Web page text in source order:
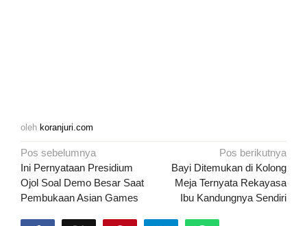
oleh koranjuri.com
Navigasi
pos
Pos sebelumnya
Ini Pernyataan Presidium
Ojol Soal Demo Besar Saat
Pembukaan Asian Games
Pos berikutnya
Bayi Ditemukan di Kolong
Meja Ternyata Rekayasa
Ibu Kandungnya Sendiri